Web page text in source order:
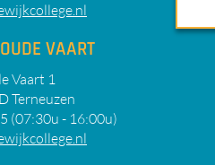
VAART
Vaart 1
Terneuzen
(07:30u - 16:00u)